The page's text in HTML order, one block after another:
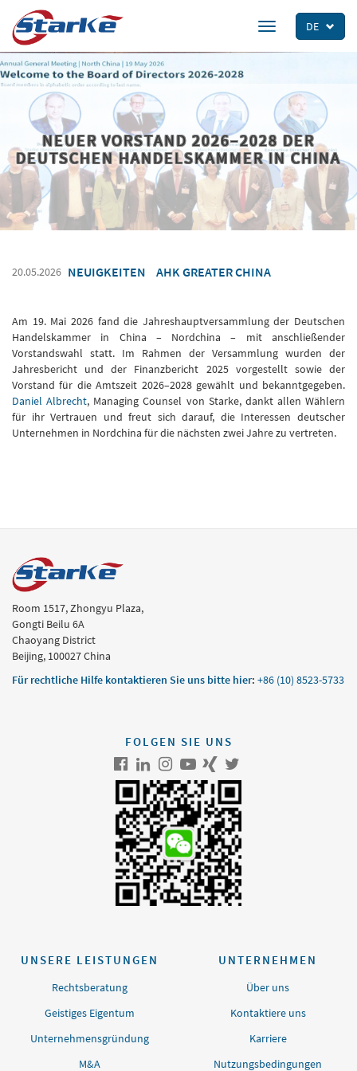
main
content
DE
Toggle
navigation
NEUER VORSTAND 2026–2028 DER
DEUTSCHEN HANDELSKAMMER IN CHINA
20.05.2026 NEUIGKEITEN AHK GREATER CHINA
Am 19. Mai 2026 fand die Jahreshauptversammlung der Deutschen
Handelskammer in China – Nordchina – mit anschließender
Vorstandswahl statt. Im Rahmen der Versammlung wurden der
Jahresbericht und der Finanzbericht 2025 vorgestellt sowie der
Vorstand für die Amtszeit 2026–2028 gewählt und bekanntgegeben.
Daniel Albrecht, Managing Counsel von Starke, dankt allen Wählern
für ihr Vertrauen und freut sich darauf, die Interessen deutscher
Unternehmen in Nordchina für die nächsten zwei Jahre zu vertreten.
Room 1517, Zhongyu Plaza,
Gongti Beilu 6A
Chaoyang District
Beijing, 100027 China
Für rechtliche Hilfe kontaktieren Sie uns bitte hier: +86 (10) 8523-5733
FOLGEN SIE UNS
UNSERE LEISTUNGEN
Rechtsberatung
Geistiges Eigentum
Unternehmensgründung
M&A
UNTERNEHMEN
Über uns
Kontaktiere uns
Karriere
Nutzungsbedingungen